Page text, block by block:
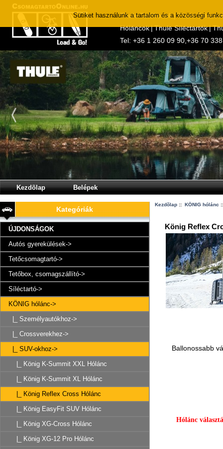
Thule Tetőboxok| Thule
Hóláncok|Thule Síléctartók|
Tel: +36 1 260 09 90 +36 70
Kezdõlap Belépek
Kategóriák
ÚJDONSÁGOK
Autós gyerekülések->
Tetőcsomagtartó->
Tetőbox, csomagszállító->
Síléctartó->
KÖNIG hólánc->
|_ Személyautókhoz->
|_ Crossverekhez->
|_ SUV-okhoz->
|_ König K-Summit XXL Hólánc
|_ König K-Summit XL Hólánc
|_ König Reflex Cross Hólánc
|_ König EasyFit SUV Hólánc
|_ König XG-Cross Hólánc
|_ König XG-12 Pro Hólánc
Kezdõlap :: KÖNIG hólánc
König Reflex
Ballonossabb
Hólánc
Sütiket használunk a tartalom és a közösségi